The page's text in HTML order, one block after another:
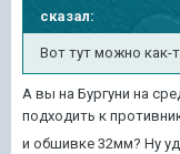
сказал:
Вот тут можно как-
А вы на Бургуни на
подходить к
и обшивке 32мм? Ну